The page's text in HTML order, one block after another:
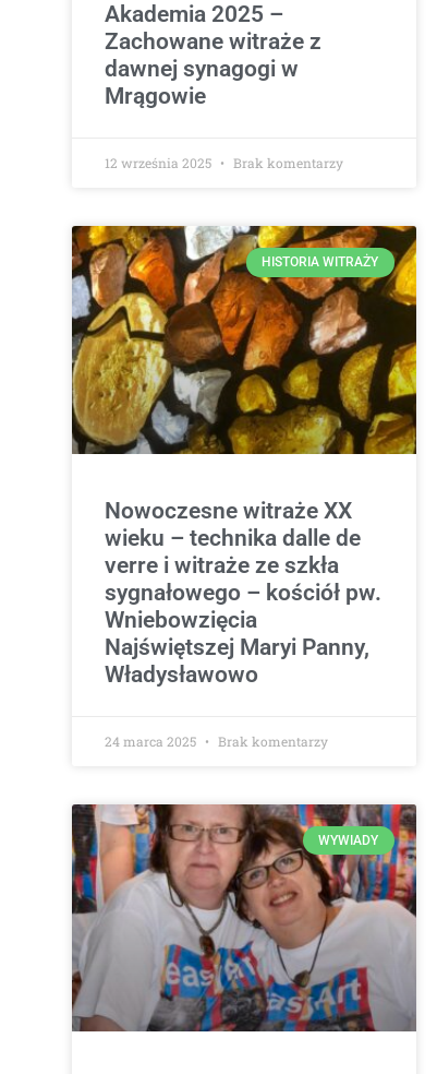
Akademia 2025 –
Zachowane witraże z
dawnej synagogi w
Mrągowie
12 września 2025 Brak komentarzy
HISTORIA WITRAŻY
Nowoczesne witraże XX
wieku – technika dalle de
verre i witraże ze szkła
sygnałowego – kościół pw.
Wniebowzięcia
Najświętszej Maryi Panny,
Władysławowo
24 marca 2025 Brak komentarzy
WYWIADY